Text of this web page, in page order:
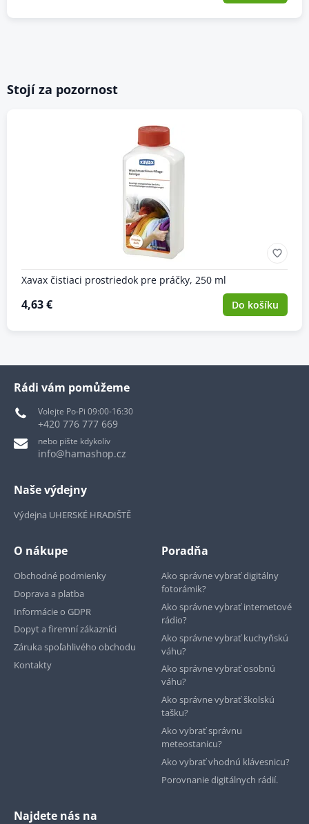
Stojí za pozornost
Xavax čistiaci prostriedok pre práčky, 250 ml
4,63 € Do košíku
Rádi vám pomůžeme
Volejte Po-Pi 09:00-16:30
+420 776 777 669
nebo pište kdykoliv
info@hamashop.cz
Naše výdejny
Výdejna UHERSKÉ HRADIŠTĚ
O nákupe
Obchodné podmienky
Doprava a platba
Informácie o GDPR
Dopyt a firemní zákazníci
Záruka spoľahlivého obchodu
Kontakty
Poradňa
Ako správne vybrať digitálny
fotorámik?
Ako správne vybrať internetové
rádio?
Ako správne vybrať kuchyňskú
váhu?
Ako správne vybrať osobnú
váhu?
Ako správne vybrať školskú
tašku?
Ako vybrať správnu
meteostanicu?
Ako vybrať vhodnú klávesnicu?
Porovnanie digitálnych rádií.
Najdete nás na